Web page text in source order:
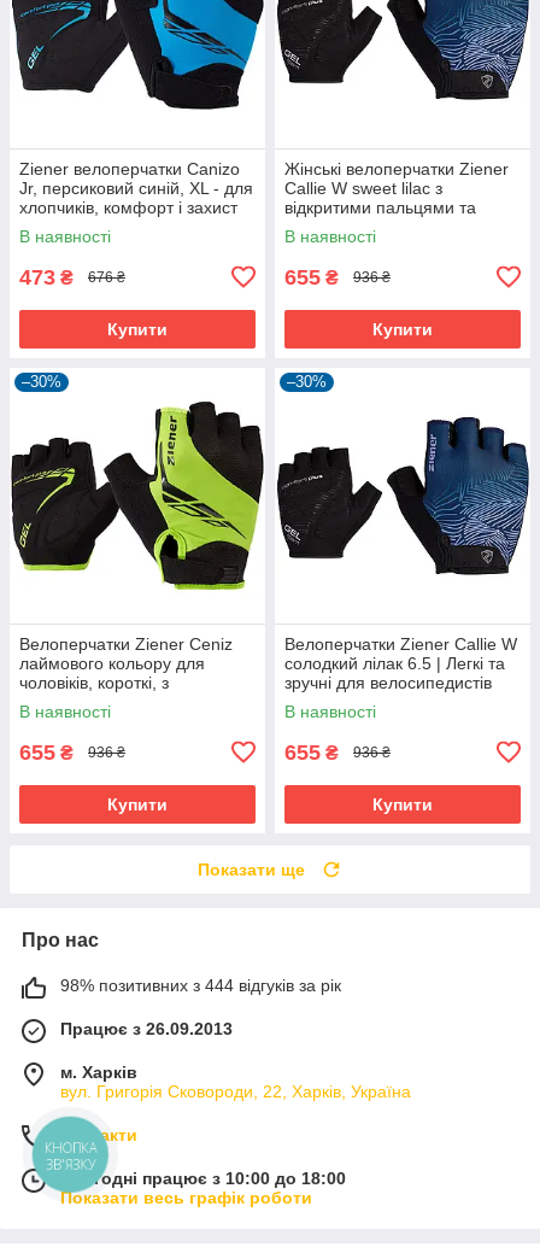
Ziener велоперчатки Canizo
Jr, персиковий синій, XL - для
хлопчиків, комфорт і захист
В наявності
473 ₴ 676 ₴
Купити
Жінські велоперчатки Ziener
Callie W sweet lilac з
відкритими пальцями та
дихаючою шкірою Amara
В наявності
655 ₴ 936 ₴
Купити
–30%
Велоперчатки Ziener Ceniz
лаймового кольору для
чоловіків, короткі, з
амортизуючими вставками та
гелевими подушечками
В наявності
655 ₴ 936 ₴
Купити
–30%
Велоперчатки Ziener Callie W
солодкий лілак 6.5 | Легкі та
зручні для велосипедистів
В наявності
655 ₴ 936 ₴
Купити
Показати ще
Про нас
98% позитивних з 444 відгуків за рік
Працює з 26.09.2013
м. Харків
вул. Григорія Сковороди, 22, Харків, Україна
Контакти
Сьогодні працює з 10:00 до 18:00
Показати весь графік роботи
КНОПКА
ЗВ'ЯЗКУ